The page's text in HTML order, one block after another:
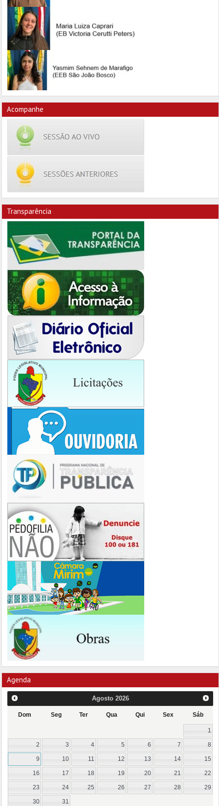
Acompanhe
Transparência
Agenda
Agosto 2026
Dom Seg Ter Qua Qui Sex Sáb
1
2 3 4 5 6 7 8
9 10 11 12 13 14 15
16 17 18 19 20 21 22
23 24 25 26 27 28 29
30 31